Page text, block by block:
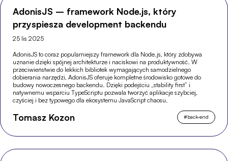
AdonisJS – framework Node.js, który
przyspiesza development backendu
25 lis 2025
AdonisJS to coraz popularniejszy framework dla Node.js, który zdobywa
uznanie dzięki spójnej architekturze i naciskowi na produktywność. W
przeciwieństwie do lekkich bibliotek wymagających samodzielnego
dobierania narzędzi, AdonisJS oferuje kompletne środowisko gotowe do
budowy nowoczesnego backendu. Dzięki podejściu „stability first” i
natywnemu wsparciu TypeScriptu pozwala tworzyć aplikacje szybciej,
czyściej i bez typowego dla ekosystemu JavaScript chaosu.
Tomasz Kozon #back-end